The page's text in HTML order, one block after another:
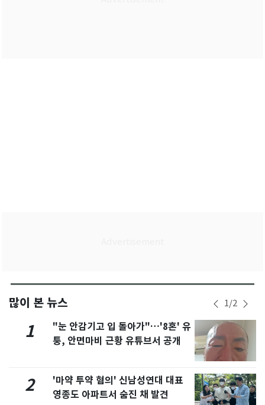
많이 본 뉴스 1/2
1
"눈 안감기고 입 돌아가"…'8혼' 유
퉁, 안면마비 근황 유튜브서 공개
2
'마약 투약 혐의' 신남성연대 대표
영종도 아파트서 숨진 채 발견